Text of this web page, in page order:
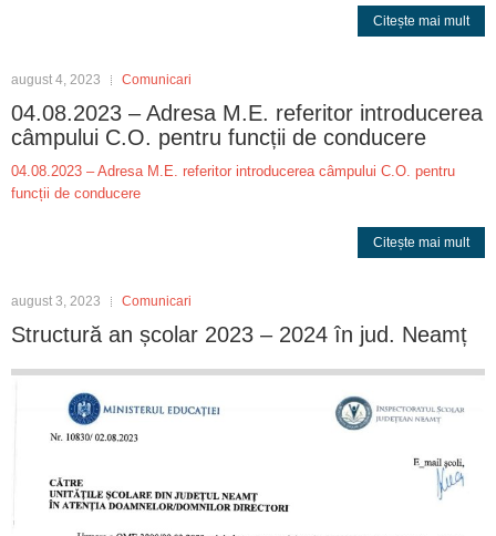
Citește mai mult
august 4, 2023 Comunicari
04.08.2023 – Adresa M.E. referitor introducerea
câmpului C.O. pentru funcții de conducere
04.08.2023 – Adresa M.E. referitor introducerea câmpului C.O. pentru
funcții de conducere
Citește mai mult
august 3, 2023 Comunicari
Structură an școlar 2023 – 2024 în jud. Neamț